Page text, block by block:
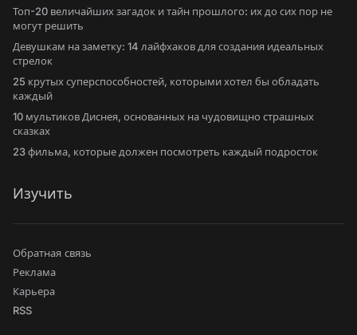
Топ-20 величайших загадок и тайн прошлого: их до сих пор не
могут решить
Девушкам на заметку: 14 лайфхаков для создания идеальных
стрелок
25 крутых суперспособностей, которыми хотел бы обладать
каждый
10 мультиков Диснея, основанных на чудовищно страшных
сказках
23 фильма, которые должен посмотреть каждый подросток
Изучить
Обратная связь
Реклама
Карьера
RSS